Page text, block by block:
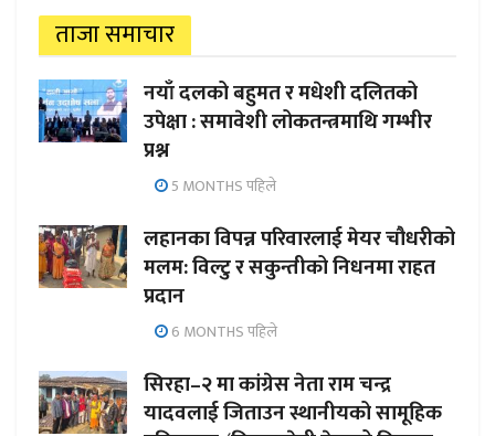
ताजा समाचार
नयाँ दलको बहुमत र मधेशी दलितको
उपेक्षा : समावेशी लोकतन्त्रमाथि गम्भीर
प्रश्न
5 MONTHS पहिले
लहानका विपन्न परिवारलाई मेयर चौधरीको
मलम: विल्टु र सकुन्तीको निधनमा राहत
प्रदान
6 MONTHS पहिले
सिरहा–२ मा कांग्रेस नेता राम चन्द्र
यादवलाई जिताउन स्थानीयको सामूहिक